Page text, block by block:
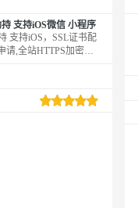
支持iOS微信 小程序
支持iOS，SSL证书配
请,全站HTTPS加密配